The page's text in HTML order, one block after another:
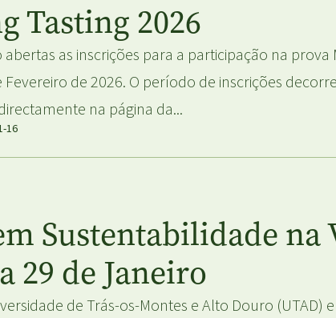
Tasting 2026
abertas as inscrições para a participação na
Fevereiro de 2026. O período de inscrições
na página da...
16
Sustentabilidade na
29 de Janeiro
de Trás-os-Montes e Alto Douro (UTAD)